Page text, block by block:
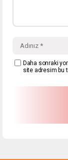
Daha sonraki
site adresim bu